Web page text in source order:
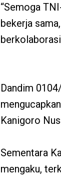
“Semoga
bekerja
Dandim
Kanigoro
Sementara
mengaku,